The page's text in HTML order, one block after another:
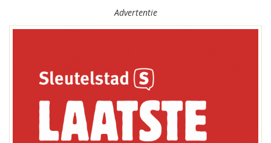
Advertentie